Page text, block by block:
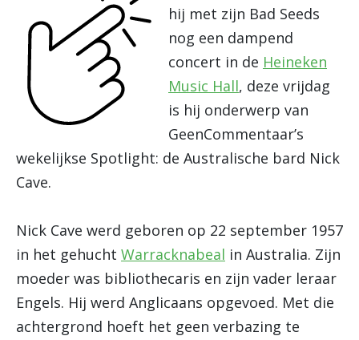
hij met zijn Bad Seeds
nog een dampend
concert in de Heineken
Music Hall, deze vrijdag
is hij onderwerp van
GeenCommentaar’s
wekelijkse Spotlight: de Australische bard Nick
Cave.
Nick Cave werd geboren op 22 september 1957
in het gehucht Warracknabeal in Australia. Zijn
moeder was bibliothecaris en zijn vader leraar
Engels. Hij werd Anglicaans opgevoed. Met die
achtergrond hoeft het geen verbazing te